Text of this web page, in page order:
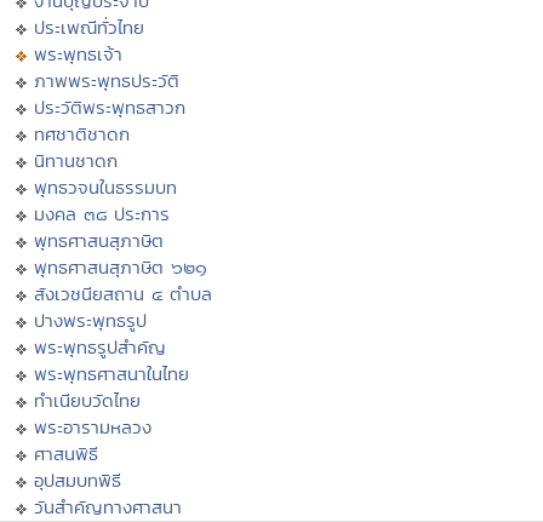
ประเพณีทั่วไทย
พระพุทธเจ้า
ภาพพระพุทธประวัติ
ประวัติพระพุทธสาวก
ทศชาติชาดก
นิทานชาดก
พุทธวจนในธรรมบท
มงคล ๓๘ ประการ
พุทธศาสนสุภาษิต
พุทธศาสนสุภาษิต ๖๒๑
สังเวชนียสถาน ๔ ตำบล
ปางพระพุทธรูป
พระพุทธรูปสำคัญ
พระพุทธศาสนาในไทย
ทำเนียบวัดไทย
พระอารามหลวง
ศาสนพิธี
อุปสมบทพิธี
วันสำคัญทางศาสนา